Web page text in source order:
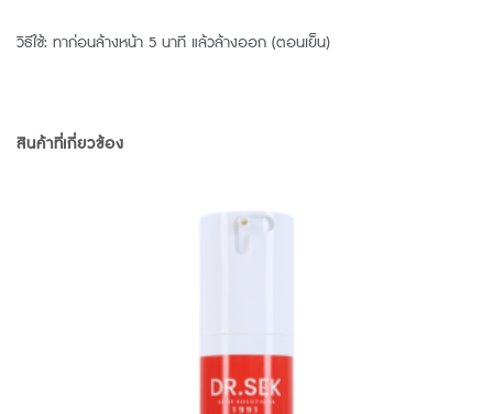
วิธีใช้: ทาก่อนล้างหน้า 5 นาที แล้วล้างออก (ตอนเย็น)
สินค้าที่เกี่ยวข้อง